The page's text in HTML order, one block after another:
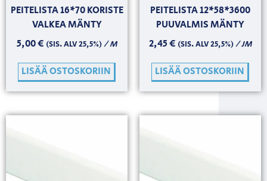
PEITELISTA 16*70 KORISTE
VALKEA MÄNTY
5,00€ (SIS. ALV 25,5%)/ M
LISÄÄ OSTOSKORIIN
PEITELISTA 12*58*3600
PUUVALMIS MÄNTY
2,45€ (SIS. ALV 25,5%)/ JM
LISÄÄ OSTOSKORIIN